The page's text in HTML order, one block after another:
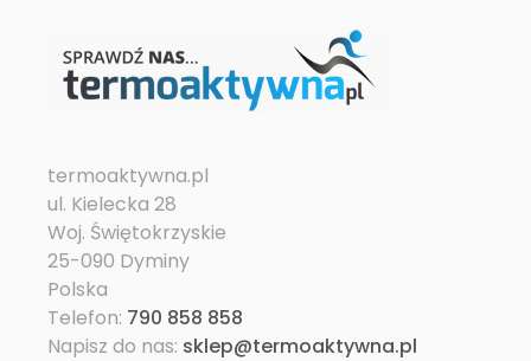
termoaktywna.pl
ul. Kielecka 28
Woj. Świętokrzyskie
25-090 Dyminy
Polska
Telefon: 790 858 858
Napisz do nas: sklep@termoaktywna.pl